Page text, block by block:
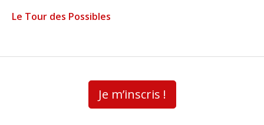
Le Tour des Possibles
Je m’inscris !